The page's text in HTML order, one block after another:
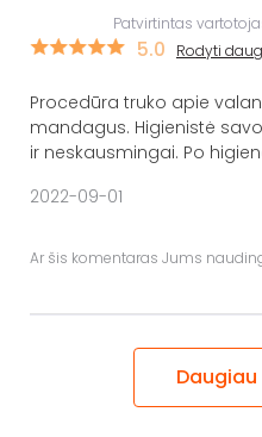
Patvirtintas
5.0 Rodyti
Procedūra truko apie
mandagus. Higienistė
ir neskausmingai. Po
2022-09-01
Ar šis komentaras Jums